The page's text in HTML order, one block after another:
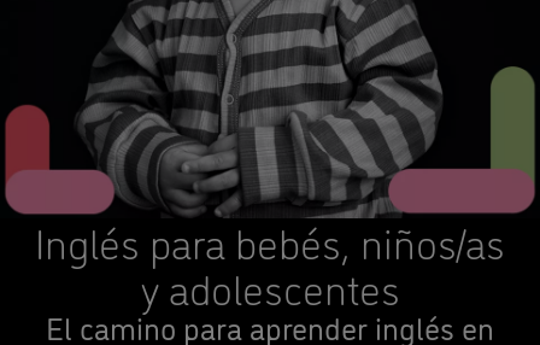
Inglés para bebés, niños/as
y adolescentes
El camino para aprender inglés en